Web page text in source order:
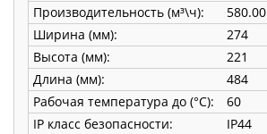
Производительность (м³\ч):
580.00
Ширина (мм):
274
Высота (мм):
221
Длина (мм):
484
Рабочая температура до (°С):
60
IP класс безопасности:
IP44